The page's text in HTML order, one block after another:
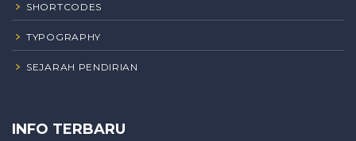
SHORTCODES
TYPOGRAPHY
SEJARAH PENDIRIAN
INFO TERBARU